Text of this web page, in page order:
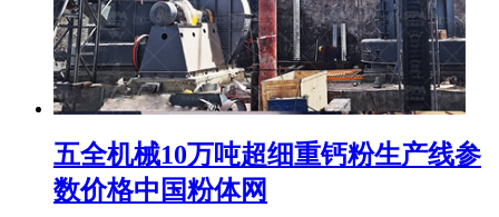
五全机械10万吨超细重钙粉生产线参
数价格中国粉体网